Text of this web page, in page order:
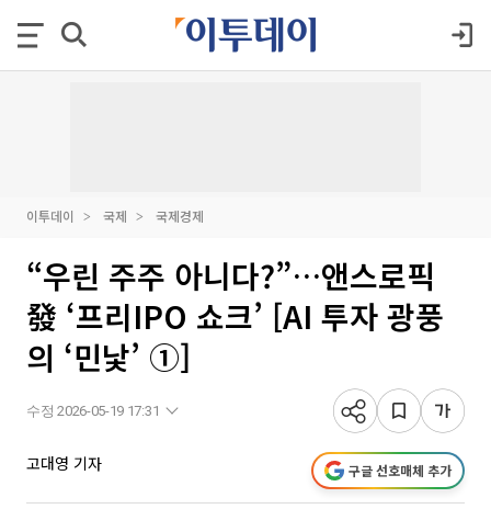
이투데이 국제 국제경제
“우린 주주 아니다?”…앤스로픽
發 ‘프리IPO 쇼크’ [AI 투자 광풍
의 ‘민낯’ ①]
수정 2026-05-19 17:31
고대영 기자 구글 선호매체 추가